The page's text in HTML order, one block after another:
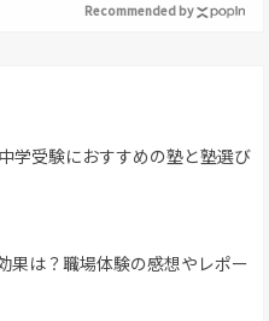
Recommended by
学受験におすすめの塾と塾選び
果は？職場体験の感想やレポー